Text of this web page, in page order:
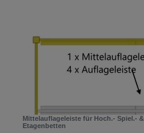
Mittelauflageleiste für Hoch.- Spiel.- &
Etagenbetten